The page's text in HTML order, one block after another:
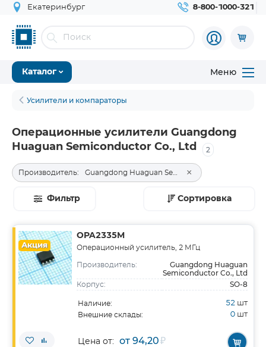
Екатеринбург 8-800-1000-321
Каталог Меню
Усилители и компараторы
Операционные усилители Guangdong
Huaguan Semiconductor Co., Ltd
2
Производитель: ×
Фильтр Сортировка
Акция
OPA2335M
Операционный усилитель, 2 МГц
Производитель:
Guangdong Huaguan
Semiconductor Co., Ltd
Корпус: SO-8
Наличие: 52 шт
Внешние склады: 0 шт
Цена от: от 94,20₽